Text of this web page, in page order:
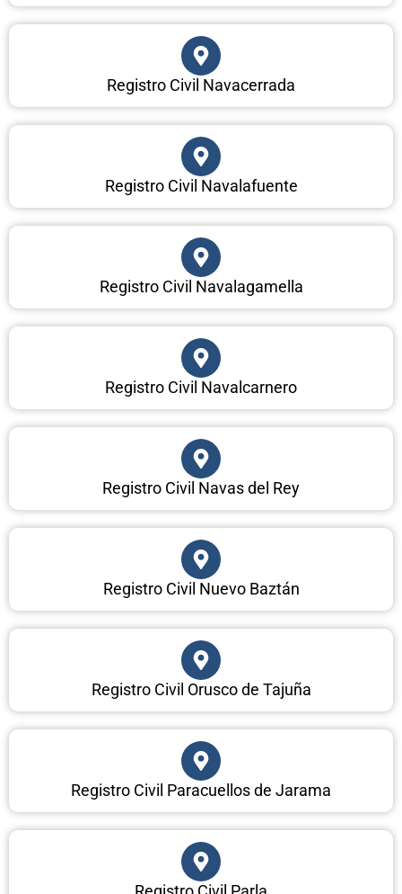
Registro Civil Navacerrada
Registro Civil Navalafuente
Registro Civil Navalagamella
Registro Civil Navalcarnero
Registro Civil Navas del Rey
Registro Civil Nuevo Baztán
Registro Civil Orusco de Tajuña
Registro Civil Paracuellos de Jarama